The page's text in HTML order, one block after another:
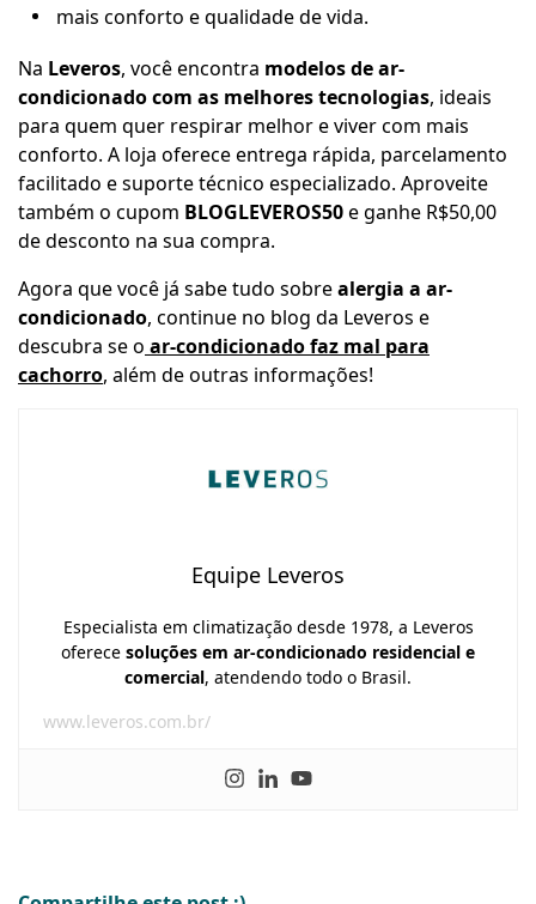
mais conforto e qualidade de vida.
Na Leveros, você encontra modelos de ar-
condicionado com as melhores tecnologias, ideais
para quem quer respirar melhor e viver com mais
conforto. A loja oferece entrega rápida, parcelamento
facilitado e suporte técnico especializado. Aproveite
também o cupom BLOGLEVEROS50e ganhe R$50,00
de desconto na sua compra.
Agora que você já sabe tudo sobrealergia a ar-
condicionado, continue no blog da Leveros e
descubra se o ar-condicionado faz mal para
cachorro, além de outras informações!
Equipe Leveros
Especialista em climatização desde 1978, a Leveros
oferece soluções em ar-condicionado residencial e
comercial, atendendo todo o Brasil.
www.leveros.com.br/